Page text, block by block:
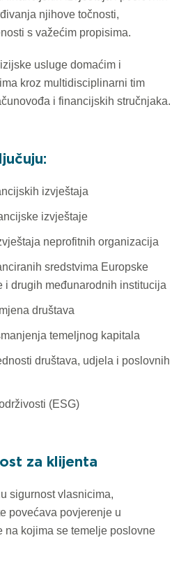
njihove točnosti,
s važećim propisima.
usluge domaćim i
kroz multidisciplinarni tim
i financijskih stručnjaka.
izvještaja
izvještaje
neprofitnih organizacija
sredstvima Europske
i drugih međunarodnih institucija
društava
temeljnog kapitala
društava, udjela i poslovnih
(ESG)
za klijenta
sigurnost vlasnicima,
povećava povjerenje u
na kojima se temelje poslovne